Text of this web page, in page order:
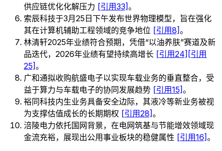
供应链优化化解压力 [引用33]。
索辰科技于3月25日下午发布世界物理模型，旨在强化
其在计算机辅助工程领域的竞争地位 [引用8]。
林清轩2025年业绩符合预期，凭借“以油养肤”赛道及新
品迭代，2026年业绩有望持续高增长 [引用24] [引用
25]。
广和通拟收购航盛电子以实现车载业务的垂直整合，受
益于算力与车载电子的协同发展趋势 [引用15]。
裕同科技内生业务具备安全边际，其液冷等新业务被视
为支撑估值成长的长期期权 [引用28]。
涪陵电力依托国网背景，在电网筑基与节能增效领域现
金流充裕，展现出公用事业板块的稳健属性 [引用16]。